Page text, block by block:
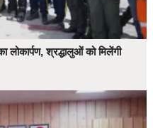
लोकार्पण, श्रद्धालुओं को मिलेंगी